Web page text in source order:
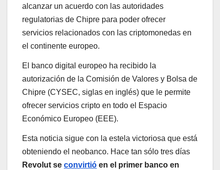
alcanzar un acuerdo con las autoridades
regulatorias de Chipre para poder ofrecer
servicios relacionados con las criptomonedas en
el continente europeo.
El banco digital europeo ha recibido la
autorización de la Comisión de Valores y Bolsa de
Chipre (CYSEC, siglas en inglés) que le permite
ofrecer servicios cripto en todo el Espacio
Económico Europeo (EEE).
Esta noticia sigue con la estela victoriosa que está
obteniendo el neobanco. Hace tan sólo tres días
Revolut se convirtió en el primer banco en